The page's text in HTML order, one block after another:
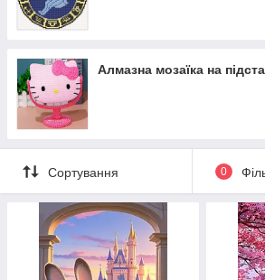
Алмазна мозаїка на
Сортування 0